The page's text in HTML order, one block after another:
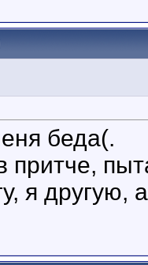
беда(.
притче,
я